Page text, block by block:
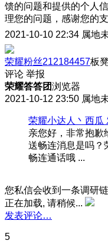
馈的问题和提供的个人
理您的问题，感谢您的
2021-10-10 22:34 属地
荣耀粉丝212184457板凳
评论 举报
荣耀答答团浏览器
2021-10-12 23:50 属地
荣耀小达人丶西瓜
亲您好，非常抱歉
送畅连消息是吗？
畅连通话哦 ...
您私信会收到一条调研
正在加载, 请稍候...
发表评论…
5